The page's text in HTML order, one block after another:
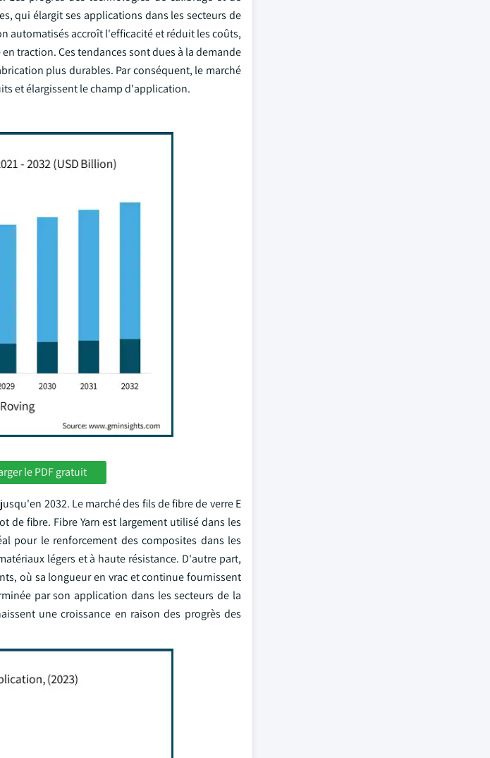
qui élargit ses applications dans les secteurs de
automatisés accroît l'efficacité et réduit les coûts,
traction. Ces tendances sont dues à la demande
plus durables. Par conséquent, le marché
et élargissent le champ d'application.
le PDF gratuit
2032. Le marché des fils de fibre de verre E
de fibre. Fibre Yarn est largement utilisé dans les
pour le renforcement des composites dans les
légers et à haute résistance. D'autre part,
où sa longueur en vrac et continue fournissent
par son application dans les secteurs de la
une croissance en raison des progrès des